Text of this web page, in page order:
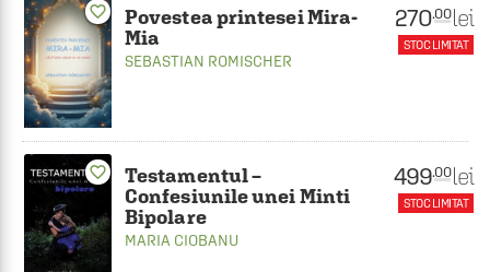
favorite_border
Povestea printesei Mira-
Mia
SEBASTIAN ROMISCHER
270.00 lei
STOC LIMITAT
favorite_border
Testamentul –
Confesiunile unei Minti
Bipolare
MARIA CIOBANU
499.00 lei
STOC LIMITAT